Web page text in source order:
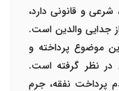
و قانونی دارد،
جدایی والدین است.
موضوع پرداخته و
در نظر گرفته است.
پرداخت نفقه، جرم